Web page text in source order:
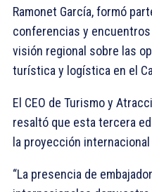
Ramonet García, formó
conferencias y
visión regional sobre las
turística y logística en el
El CEO de Turismo y
resaltó que esta tercera
la proyección
“La presencia de